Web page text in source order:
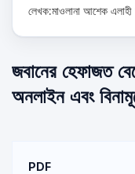
লেখক:মাওলানা আশেক এলাহী
জবানের হেফাজত
অনলাইন এবং
PDF